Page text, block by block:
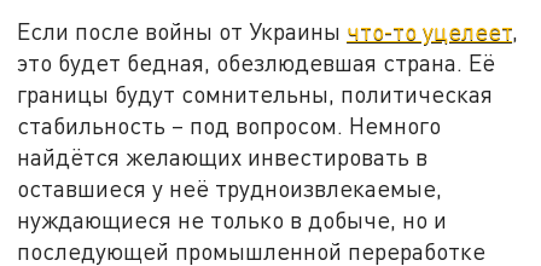
Если после войны от Украины что-то уцелеет,
это будет бедная, обезлюдевшая страна. Её
границы будут сомнительны, политическая
стабильность – под вопросом. Немного
найдётся желающих инвестировать в
оставшиеся у неё трудноизвлекаемые,
нуждающиеся не только в добыче, но и
последующей промышленной переработке